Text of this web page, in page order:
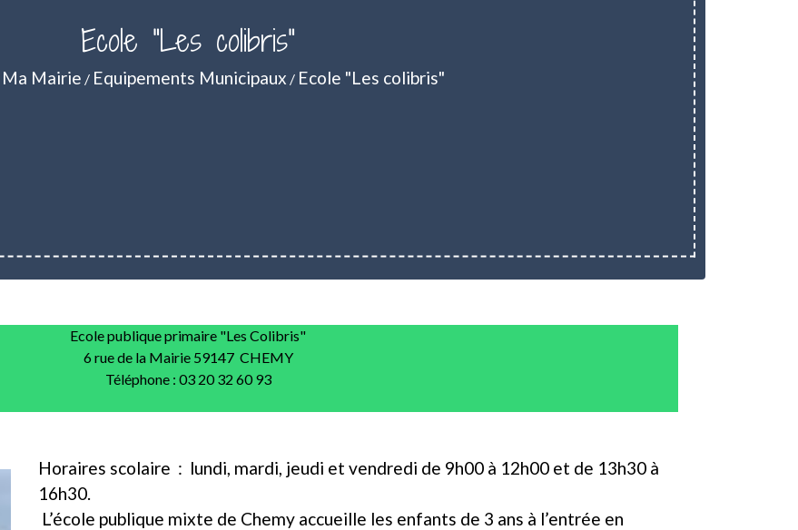
Ecole "Les colibris"
Ma Mairie / Equipements Municipaux / Ecole "Les colibris"
Ecole publique primaire "Les Colibris"
6 rue de la Mairie 59147 CHEMY
Téléphone : 03 20 32 60 93
Horaires scolaire : lundi, mardi, jeudi et vendredi de 9h00 à 12h00 et de 13h30 à
16h30.
L’école publique mixte de Chemy accueille les enfants de 3 ans à l’entrée en